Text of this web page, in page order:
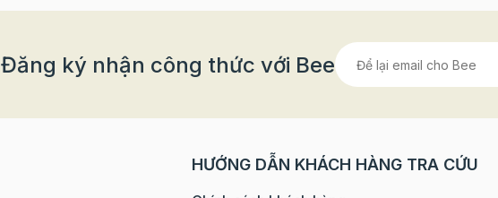
Đăng ký nhận công thức với Bee
HƯỚNG DẪN KHÁCH HÀNG TRA CỨU